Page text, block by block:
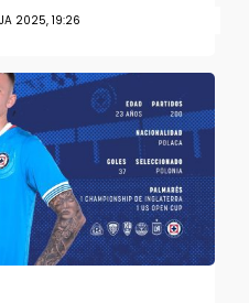
2025, 19:26